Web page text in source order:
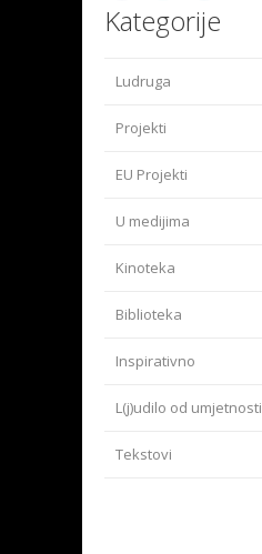
Kategorije
Ludruga
Projekti
EU Projekti
U medijima
Kinoteka
Biblioteka
Inspirativno
L(j)udilo od umjetnosti
Tekstovi